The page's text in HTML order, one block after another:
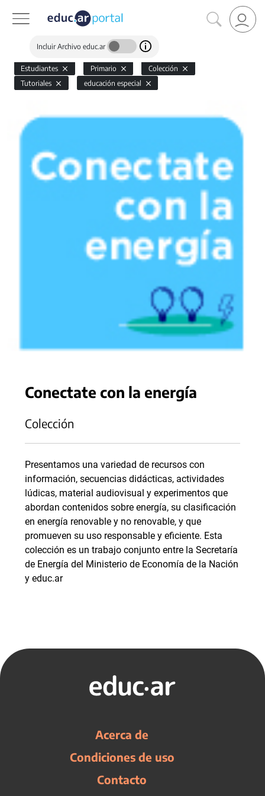
Incluir Archivo educ.ar
Estudiantes Primario
Colección
Tutoriales
educación especial
Conectate con la energía
Colección
Presentamos una variedad de recursos con
información, secuencias didácticas, actividades
lúdicas, material audiovisual y experimentos que
abordan contenidos sobre energía, su clasificación
en energía renovable y no renovable, y que
promueven su uso responsable y eficiente. Esta
colección es un trabajo conjunto entre la Secretaría
de Energía del Ministerio de Economía de la Nación
y educ.ar
Acerca de
Condiciones de uso
Contacto